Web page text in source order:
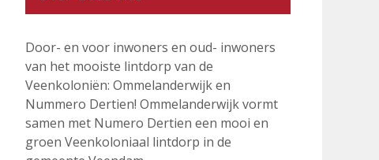
Door- en voor inwoners en oud- inwoners
van het mooiste lintdorp van de
Veenkoloniën: Ommelanderwijk en
Nummero Dertien! Ommelanderwijk vormt
samen met Numero Dertien een mooi en
groen Veenkoloniaal lintdorp in de